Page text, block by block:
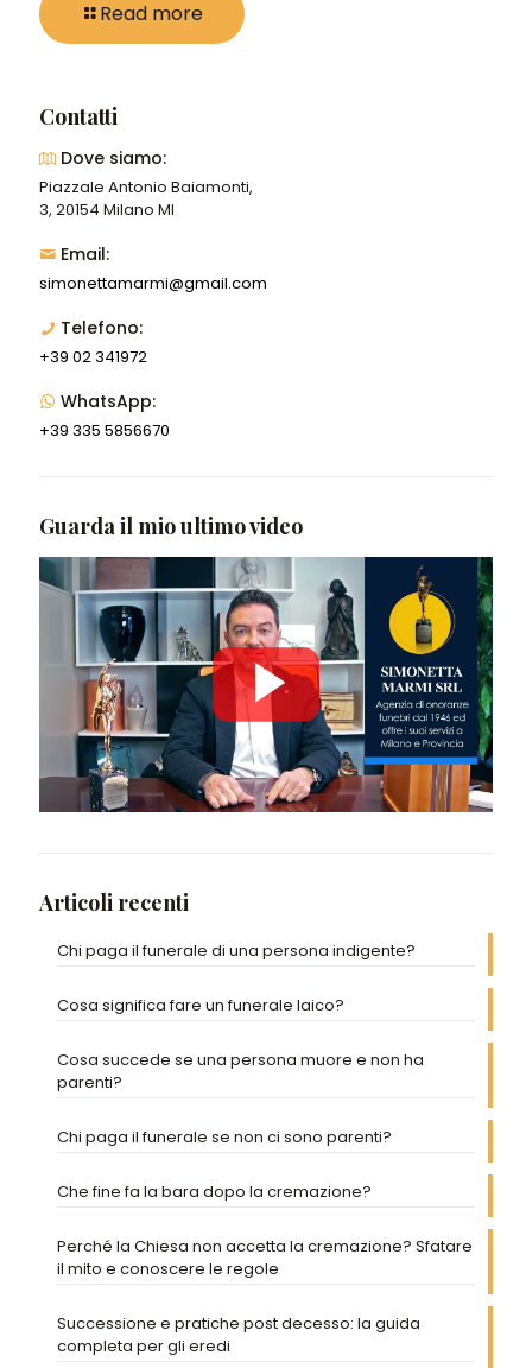
Read more
Contatti
Dove siamo:
Piazzale Antonio Baiamonti,
3, 20154 Milano MI
Email:
simonettamarmi@gmail.com
Telefono:
+39 02 341972
WhatsApp:
+39 335 5856670
Guarda il mio ultimo video
Articoli recenti
Chi paga il funerale di una persona indigente?
Cosa significa fare un funerale laico?
Cosa succede se una persona muore e non ha
parenti?
Chi paga il funerale se non ci sono parenti?
Che fine fa la bara dopo la cremazione?
Perché la Chiesa non accetta la cremazione? Sfatare
il mito e conoscere le regole
Successione e pratiche post decesso: la guida
completa per gli eredi